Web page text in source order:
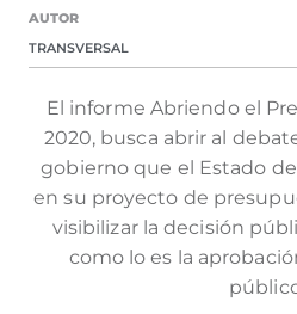
AUTOR
TRANSVERSAL
El informe Abriendo el
2020, busca abrir al
gobierno que el Estado
en su proyecto de
visibilizar la decisión
como lo es la